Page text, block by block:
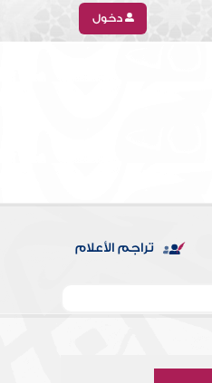
دخول
تراجم الأعلام